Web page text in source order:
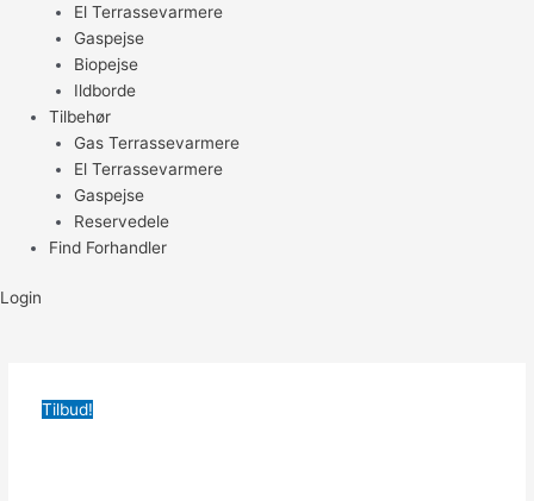
El Terrassevarmere
Gaspejse
Biopejse
Ildborde
Tilbehør
Gas Terrassevarmere
El Terrassevarmere
Gaspejse
Reservedele
Find Forhandler
Login
Tilbud!